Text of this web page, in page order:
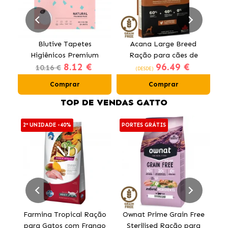
Blutive Tapetes
Higiênicos Premium
para Cães 60x60 cm
10.16 € 8.12 €
Comprar
Acana Large Breed
Ração para cães de
raças grandes com
(DESDE) 96.49 €
Comprar
TOP DE VENDAS GATTO
2ª UNIDADE -40%
Farmina Tropical Ração
para Gatos com Frango
PORTES GRÁTIS
Ownat Prime Grain Free
Sterilised Ração para